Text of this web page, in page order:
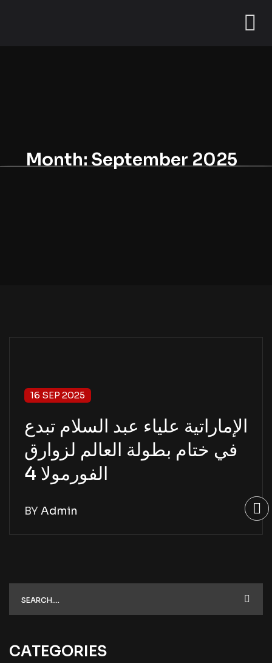
Month:September 2025
16 SEP 2025
الإماراتية علياء عبد السلام تبدع
في ختام بطولة العالم لزوارق
الفورمولا 4
BY Admin
CATEGORIES